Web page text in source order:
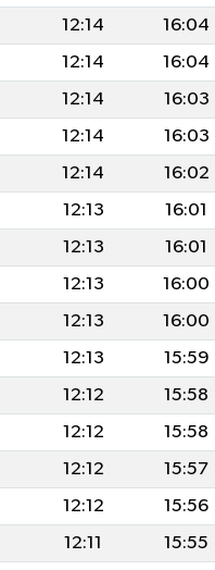
12:14 16:04
12:14 16:04
12:14 16:03
12:14 16:03
12:14 16:02
12:13 16:01
12:13 16:01
12:13 16:00
12:13 16:00
12:13 15:59
12:12 15:58
12:12 15:58
12:12 15:57
12:12 15:56
12:11 15:55